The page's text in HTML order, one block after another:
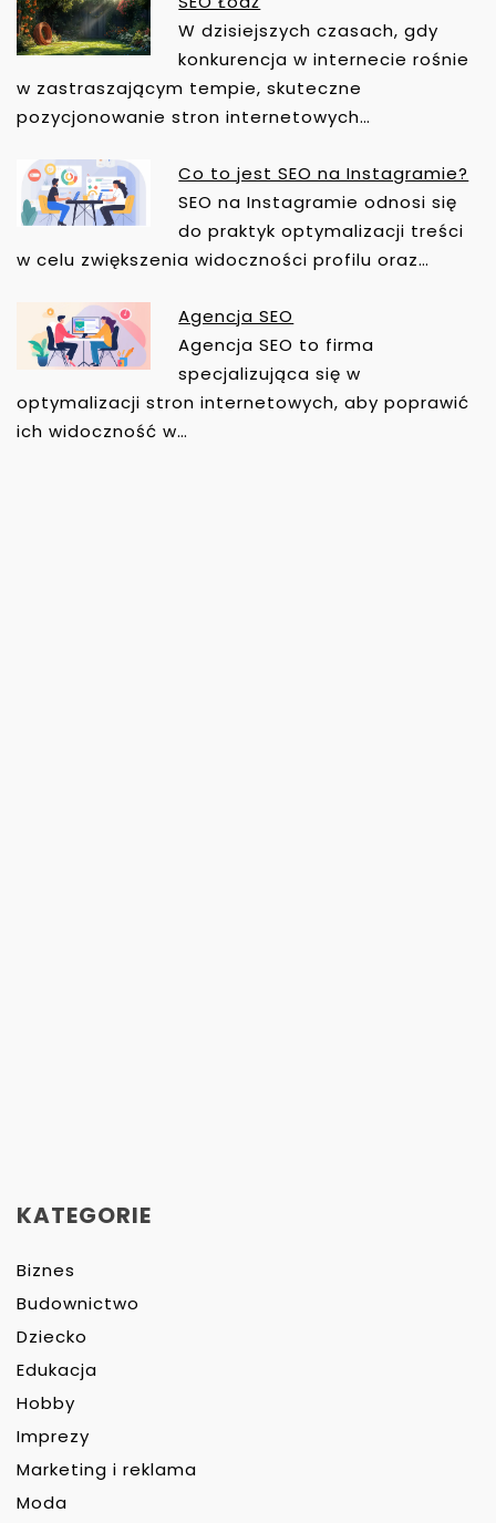
W dzisiejszych czasach, gdy
konkurencja w internecie rośnie
w zastraszającym tempie, skuteczne
pozycjonowanie stron internetowych…
Co to jest SEO na Instagramie?
SEO na Instagramie odnosi się
do praktyk optymalizacji treści
w celu zwiększenia widoczności profilu oraz…
Agencja SEO
Agencja SEO to firma
specjalizująca się w
optymalizacji stron internetowych, aby poprawić
ich widoczność w…
S
U
KATEGORIE
Biznes
Budownictwo
Dziecko
Edukacja
Hobby
Imprezy
Marketing i reklama
Moda